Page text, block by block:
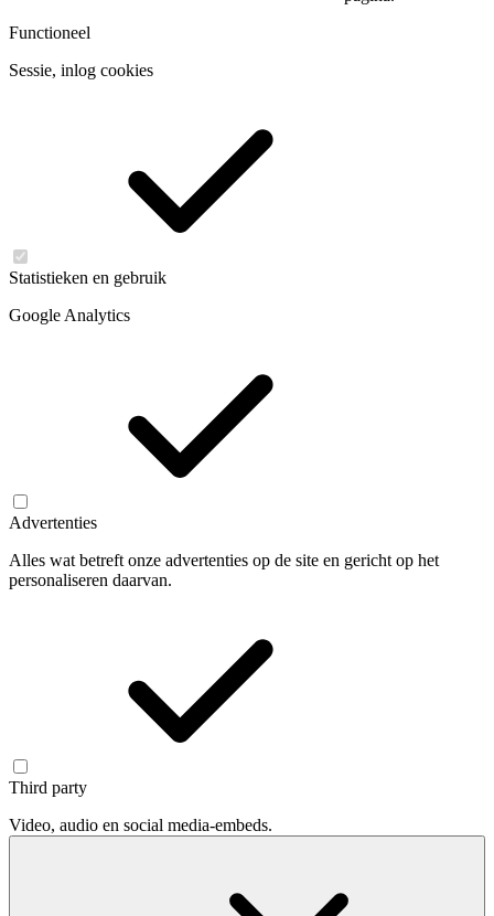
Functioneel
Sessie, inlog cookies
Statistieken en gebruik
Google Analytics
Advertenties
Alles wat betreft onze advertenties op de site en gericht op het
personaliseren daarvan.
Third party
Video, audio en social media-embeds.